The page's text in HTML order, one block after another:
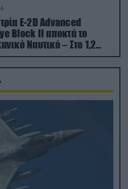
E-2D Advanced
Block II αποκτά το
Ναυτικό – Στο 1,2
το κόστος